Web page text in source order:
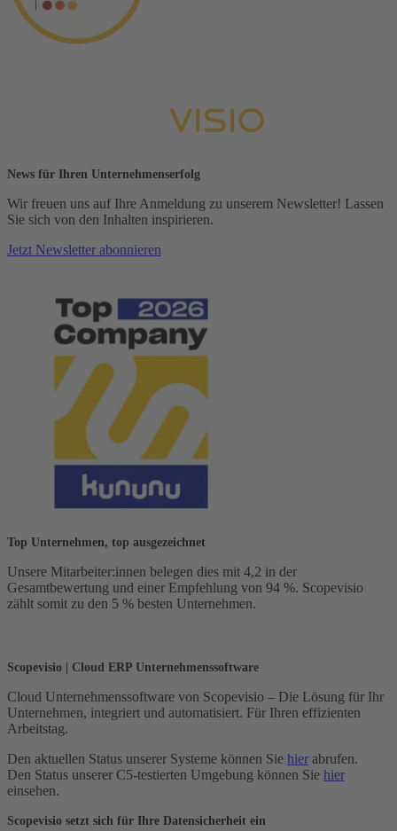
News für Ihren Unternehmenserfolg
Wir freuen uns auf Ihre Anmeldung zu unserem Newsletter! Lassen
Sie sich von den Inhalten inspirieren.
Jetzt Newsletter abonnieren
Top Unternehmen, top ausgezeichnet
Unsere Mitarbeiter:innen belegen dies mit 4,2 in der
Gesamtbewertung und einer Empfehlung von 94 %. Scopevisio
zählt somit zu den 5 % besten Unternehmen.
Scopevisio | Cloud ERP Unternehmenssoftware
Cloud Unternehmenssoftware von Scopevisio – Die Lösung für Ihr
Unternehmen, integriert und automatisiert. Für Ihren effizienten
Arbeitstag.
Den aktuellen Status unserer Systeme können Sie hier abrufen.
Den Status unserer C5-testierten Umgebung können Sie hier
einsehen.
Scopevisio setzt sich für Ihre Datensicherheit ein